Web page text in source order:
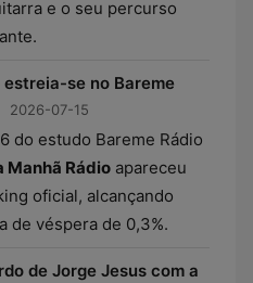
e o seu percurso
se no Bareme
2026-07-15
do estudo Bareme Rádio
Manhã Rádio apareceu
oficial, alcançando
de véspera de 0,3%.
de Jorge Jesus com a